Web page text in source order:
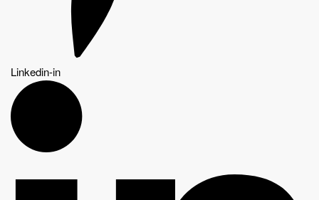
Linkedin-in